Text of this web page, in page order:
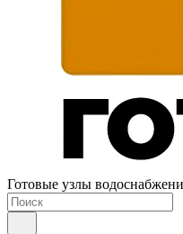
Готовые узлы